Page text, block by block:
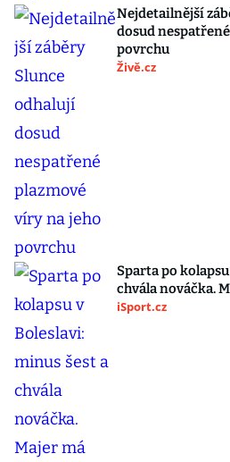
Nejdetailnější
dosud
povrchu
Živě.cz
Sparta po
chvála nováčka.
iSport.cz